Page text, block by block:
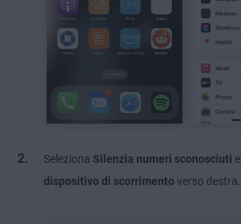
Seleziona Silenzia numeri sconosciuti e
dispositivo di scorrimento verso destra.